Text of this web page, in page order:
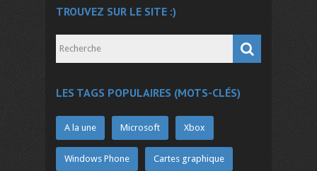
TROUVEZ SUR LE SITE :)
LES TAGS POPULAIRES (MOTS-CLÉS)
A la une Microsoft Xbox
Windows Phone Cartes graphique